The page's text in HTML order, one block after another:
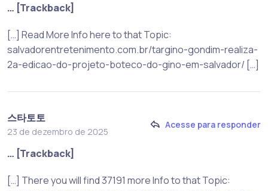
… [Trackback]
[…] Read More Info here to that Topic:
salvadorentretenimento.com.br/targino-gondim-realiza-
2a-edicao-do-projeto-boteco-do-gino-em-salvador/ […]
스타토토
23 de dezembro de 2025
Acesse para responder
… [Trackback]
[…] There you will find 37191 more Info to that Topic: